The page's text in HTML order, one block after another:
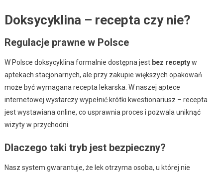
Doksycyklina – recepta czy nie?
Regulacje prawne w Polsce
W Polsce doksycyklina formalnie dostępna jest bez receptyw
aptekach stacjonarnych, ale przy zakupie większych opakowań
może być wymagana recepta lekarska. W naszej aptece
internetowej wystarczy wypełnić krótki kwestionariusz – recepta
jest wystawiana online, co usprawnia proces i pozwala uniknąć
wizyty w przychodni.
Dlaczego taki tryb jest bezpieczny?
Nasz system gwarantuje, że lek otrzyma osoba, u której nie